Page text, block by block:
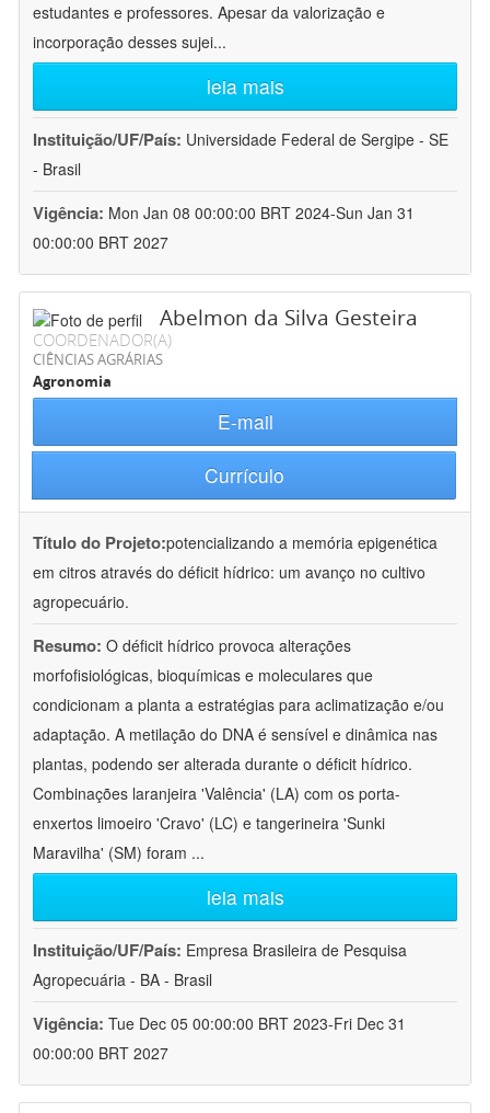
estudantes e professores. Apesar da valorização e
incorporação desses sujei...
leia mais
Instituição/UF/País: Universidade Federal de Sergipe - SE
- Brasil
Vigência: Mon Jan 08 00:00:00 BRT 2024-Sun Jan 31
00:00:00 BRT 2027
Abelmon da Silva Gesteira
COORDENADOR(A)
CIÊNCIAS AGRÁRIAS
Agronomia
E-mail
Currículo
Título do Projeto:potencializando a memória epigenética
em citros através do déficit hídrico: um avanço no cultivo
agropecuário.
Resumo: O déficit hídrico provoca alterações
morfofisiológicas, bioquímicas e moleculares que
condicionam a planta a estratégias para aclimatização e/ou
adaptação. A metilação do DNA é sensível e dinâmica nas
plantas, podendo ser alterada durante o déficit hídrico.
Combinações laranjeira 'Valência' (LA) com os porta-
enxertos limoeiro 'Cravo' (LC) e tangerineira 'Sunki
Maravilha' (SM) foram ...
leia mais
Instituição/UF/País: Empresa Brasileira de Pesquisa
Agropecuária - BA - Brasil
Vigência: Tue Dec 05 00:00:00 BRT 2023-Fri Dec 31
00:00:00 BRT 2027